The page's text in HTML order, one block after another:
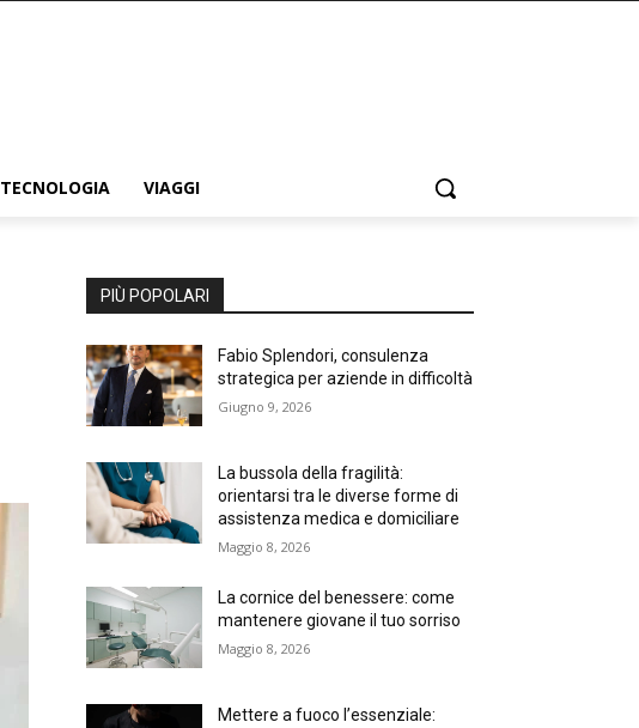
TECNOLOGIA VIAGGI
PIÙ POPOLARI
Fabio Splendori, consulenza
strategica per aziende in difficoltà
Giugno 9, 2026
La bussola della fragilità:
orientarsi tra le diverse forme di
assistenza medica e domiciliare
Maggio 8, 2026
La cornice del benessere: come
mantenere giovane il tuo sorriso
Maggio 8, 2026
Mettere a fuoco l’essenziale: